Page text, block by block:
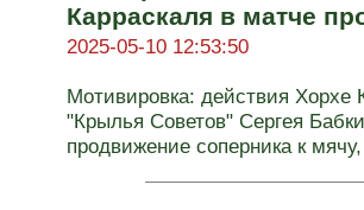
Карраскаля в матче
2025-05-10 12:53:50
Мотивировка: действия Хорхе
"Крылья Советов" Сергея
продвижение соперника к